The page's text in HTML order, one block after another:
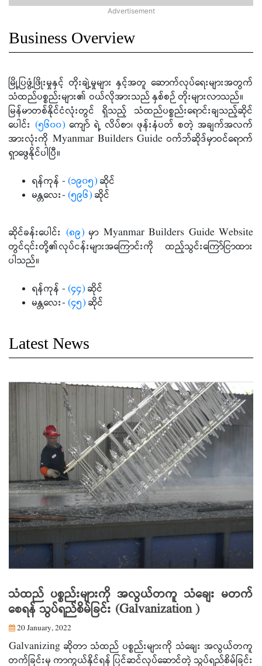
Business Overview
မြို့ပြဖွံ့ဖြိုးမှုနှင့် တိုးချဲ့မှုများ နှင့်အတူ ဆောက်လုပ်ရေးများအတွက်
သံထည်ပစ္စည်းများ၏ ဝယ်လိုအားသည် နှစ်စဉ် တိုးများလာသည်။
မြန်မာတစ်နိုင်ငံလုံးတွင် ရှိသည့် သံထည်ပစ္စည်းရောင်းချသည့်ဆိုင်
ပေါင်း (၅၆၀၀) ကျော် ရဲ့ လိပ်စာ၊ ဖုန်းနံပတ် စတဲ့ အချက်အလက်
အားလုံးကို Myanmar Builders Guide ဝက်ဘ်ဆိုဒ်မှာဝင်ရောက်
ရှာဖွေနိုင်ပါပြီ။
ရန်ကုန် - (၁၉၀၅) ဆိုင်
မန္တလေး- (၅၉၆) ဆိုင်
ဆိုင်ခန်းပေါင်း (၈၉) မှာ Myanmar Builders Guide Website
တွင်၎င်းတို့၏လုပ်ငန်းများအကြောင်းကို ထည့်သွင်းကြော်ငြာထား
ပါသည်။
ရန်ကုန် - (၄၄) ဆိုင်
မန္တလေး- (၄၅) ဆိုင်
Latest News
သံထည် ပစ္စည်းများကို အလွယ်တကူ သံချေး မတက်
စေရန် သွပ်ရည်စိမ်ခြင်း (Galvanization )
20 January, 2022
Galvanizing ဆိုတာ သံထည် ပစ္စည်းများကို သံချေး အလွယ်တကူ
တက်ခြင်းမှ ကာကွယ်နိုင်ရန် ပြင်ဆင်လုပ်ဆောင်တဲ့ သွပ်ရည်စိမ်ခြင်း